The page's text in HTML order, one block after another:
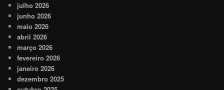
julho 2026
junho 2026
maio 2026
abril 2026
março 2026
fevereiro 2026
janeiro 2026
dezembro 2025